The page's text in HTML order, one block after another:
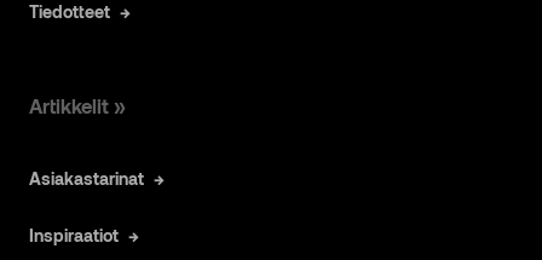
Tiedotteet
Artikkelit »
Asiakastarinat
Inspiraatiot